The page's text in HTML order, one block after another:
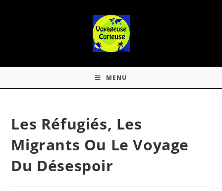
MENU
Les Réfugiés, Les
Migrants Ou Le Voyage
Du Désespoir